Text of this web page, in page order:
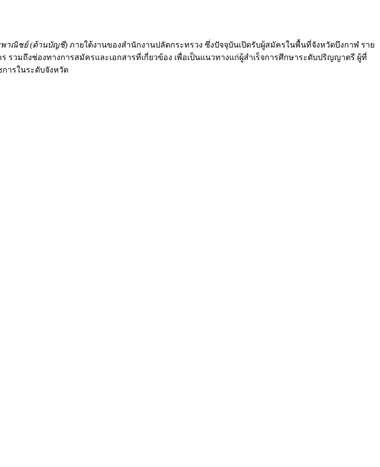
พาณิชย์ (ด้านบัญชี) ภายใต้งานของสำนักงานปลัดกระทรวง ซึ่งปัจจุบันเปิดรับผู้สมัครในพื้นที่จังหวัดบึงกาฬ ราย
มถึงช่องทางการสมัครและเอกสารที่เกี่ยวข้อง เพื่อเป็นแนวทางแก่ผู้สำเร็จการศึกษาระดับปริญญาตรี ผู้ที่
ารในระดับจังหวัด